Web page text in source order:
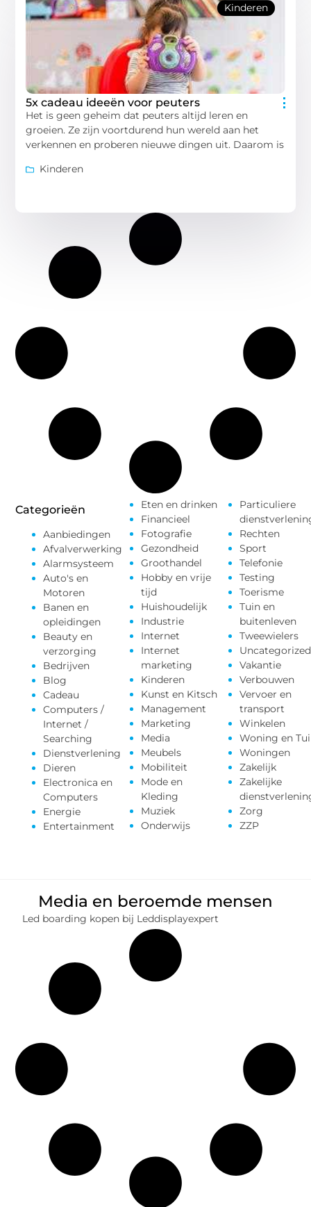
Kinderen
5x cadeau ideeën voor peuters
Het is geen geheim dat peuters altijd leren en
groeien. Ze zijn voortdurend hun wereld aan het
verkennen en proberen nieuwe dingen uit. Daarom is
Kinderen
Categorieën
Aanbiedingen
Afvalverwerking
Alarmsysteem
Auto's en
Motoren
Banen en
opleidingen
Beauty en
verzorging
Bedrijven
Blog
Cadeau
Computers /
Internet /
Searching
Dienstverlening
Dieren
Electronica en
Computers
Energie
Entertainment
Eten en drinken
Financieel
Fotografie
Gezondheid
Groothandel
Hobby en vrije
tijd
Huishoudelijk
Industrie
Internet
Internet
marketing
Kinderen
Kunst en Kitsch
Management
Marketing
Media
Meubels
Mobiliteit
Mode en
Kleding
Muziek
Onderwijs
Particuliere
Rechten
Sport
Telefonie
Testing
Toerisme
Tuin en
buitenleven
Tweewielers
Uncategorized
Vakantie
Verbouwen
Vervoer en
transport
Winkelen
Woning en
Woningen
Zakelijk
Zakelijke
Zorg
ZZP
Media en beroemde mensen
Led boarding kopen bij Leddisplayexpert